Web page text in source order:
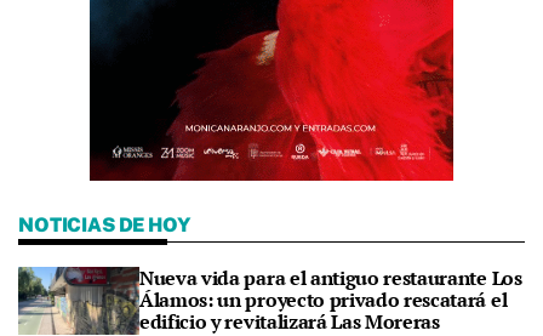
NOTICIAS DE HOY
Nueva vida para el antiguo restaurante Los
Álamos: un proyecto privado rescatará el
edificio y revitalizará Las Moreras